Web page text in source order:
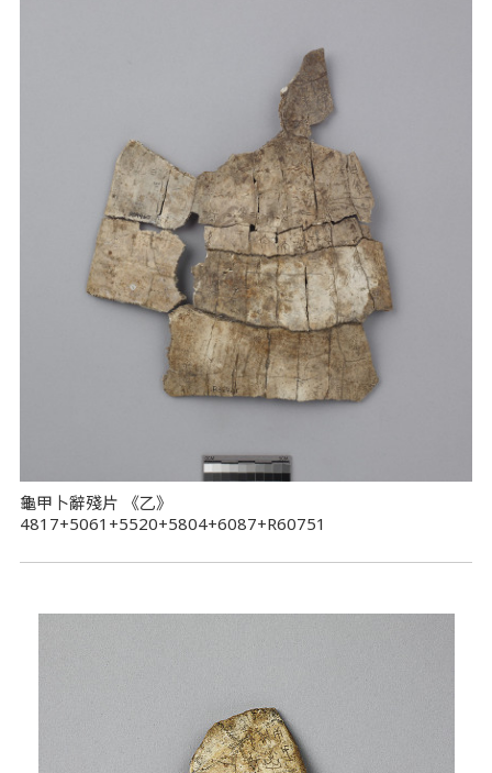
龜甲卜辭殘片 《乙》
4817+5061+5520+5804+6087+R60751